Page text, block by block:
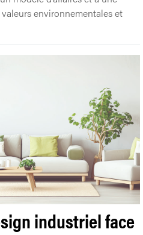
environnementales et
industriel face